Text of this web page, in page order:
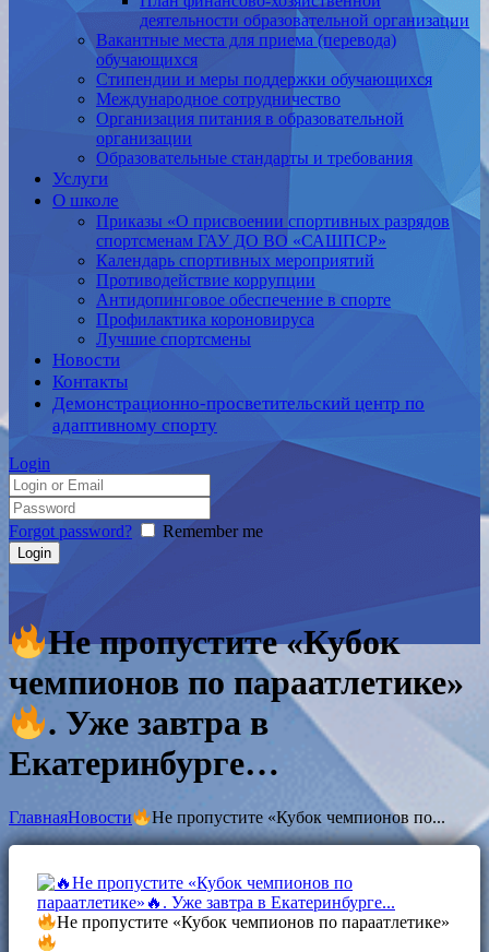
деятельности образовательной организации
Вакантные места для приема (перевода)
обучающихся
Стипендии и меры поддержки обучающихся
Международное сотрудничество
Организация питания в образовательной
организации
Образовательные стандарты и требования
Услуги
О школе
Приказы «О присвоении спортивных разрядов
спортсменам ГАУ ДО ВО «САШПСР»
Календарь спортивных мероприятий
Противодействие коррупции
Антидопинговое обеспечение в спорте
Профилактика короновируса
Лучшие спортсмены
Новости
Контакты
Демонстрационно-просветительский центр по
адаптивному спорту
Login
Forgot password? Remember me
Не пропустите «Кубок
чемпионов по параатлетике»
. Уже завтра в
Екатеринбурге…
ГлавнаяНовости Не пропустите «Кубок чемпионов по...
Не пропустите «Кубок чемпионов по параатлетике»